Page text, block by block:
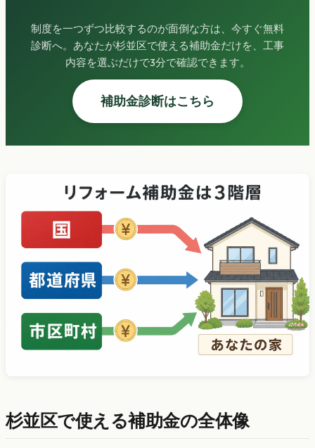
制度を一つずつ比較するのが面倒な方は、今すぐ無料
診断へ。あなたが杉並区で使える補助金だけを、工事
内容を選ぶだけで3分で確認できます。
補助金診断はこちら
杉並区で使える補助金の全体像